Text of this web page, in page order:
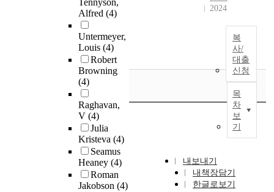
Tennyson,
Alfred (4)
Untermeyer,
Louis (4)
Robert
Browning
(4)
Raghavan,
V (4)
Julia
Kristeva (4)
Seamus
Heaney (4)
Roman
Jakobson (4)
2024
복
사/
대출
신청
목
차
보
기
내보내기
내책장담기
한글로보기